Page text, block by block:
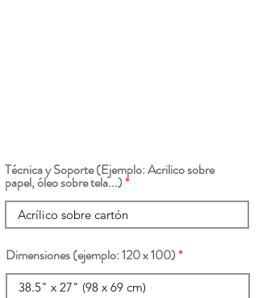
Técnica y Soporte (Ejemplo: Acrilico sobre
papel, óleo sobre tela...)
Dimensiones (ejemplo: 120 x 100)